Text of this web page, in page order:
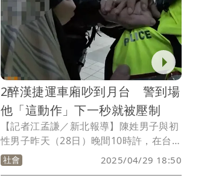
2醉漢捷運車廂吵到月台 警到場
他「這動作」下一秒就被壓制
【記者江孟謙／新北報導】陳姓男子與初
性男子昨天（28日）晚間10時許，在台北
市聚餐飲酒後，準備搭乘捷運返回板橋
區，途中因口角爆發衝突，從車廂內吵到
社會 2025/04/29 18:50